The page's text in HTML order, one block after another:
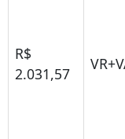
R$
2.031,57